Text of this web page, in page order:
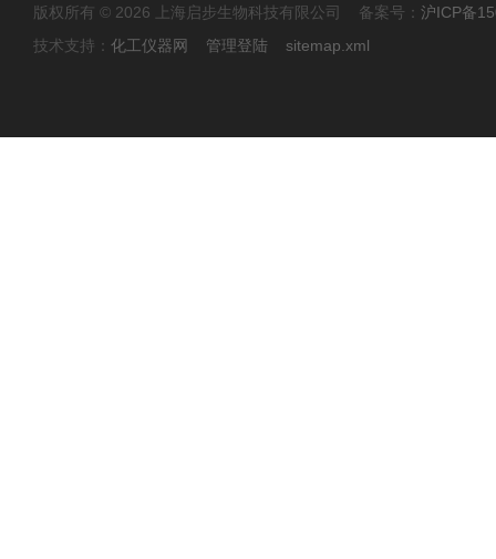
版权所有 © 2026 上海启步生物科技有限公司 备案号： 沪ICP备
技术支持： 化工仪器网 管理登陆 sitemap.xml